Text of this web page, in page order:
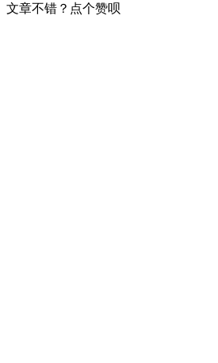
文章不错？点个赞呗